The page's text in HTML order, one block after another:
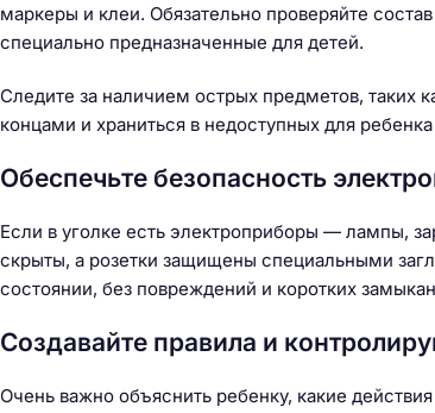
маркеры и клеи. Обязательно проверяйте
специально предназначенные для детей.
Следите за наличием острых предметов,
концами и храниться в недоступных для
Обеспечьте безопасность
Если в уголке есть электроприборы — лампы,
скрыты, а розетки защищены специальными
состоянии, без повреждений и коротких
Создавайте правила и
Очень важно объяснить ребенку, какие